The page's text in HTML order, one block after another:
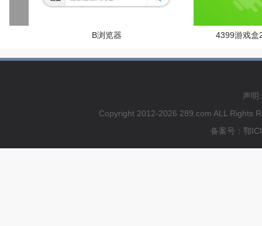
B浏览器 4399游戏盒
声明
Copyright 2012-2026 289.com ALL Rights
备案号：鄂